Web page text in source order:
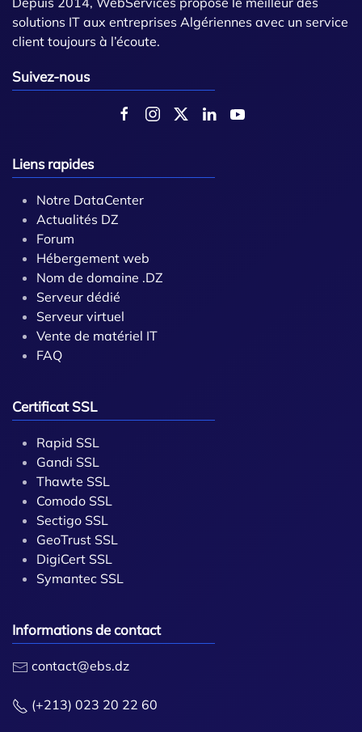
solutions IT aux entreprises Algériennes avec un service
client toujours à l’écoute.
Suivez-nous
Liens rapides
Notre DataCenter
Actualités DZ
Forum
Hébergement web
Nom de domaine .DZ
Serveur dédié
Serveur virtuel
Vente de matériel IT
FAQ
Certificat SSL
Rapid SSL
Gandi SSL
Thawte SSL
Comodo SSL
Sectigo SSL
GeoTrust SSL
DigiCert SSL
Symantec SSL
Informations de contact
contact@ebs.dz
(+213) 023 20 22 60